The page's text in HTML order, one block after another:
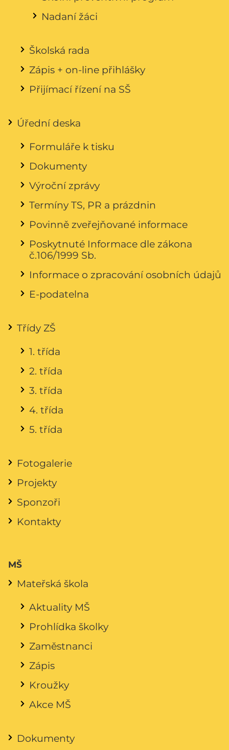
Nadaní žáci
Školská rada
Zápis + on-line přihlášky
Přijímací řízení na SŠ
Úřední deska
Formuláře k tisku
Dokumenty
Výroční zprávy
Termíny TS, PR a prázdnin
Povinně zveřejňované informace
Poskytnuté Informace dle zákona
č.106/1999 Sb.
Informace o zpracování osobních údajů
E-podatelna
Třídy ZŠ
1. třída
2. třída
3. třída
4. třída
5. třída
Fotogalerie
Projekty
Sponzoři
Kontakty
MŠ
Mateřská škola
Aktuality MŠ
Prohlídka školky
Zaměstnanci
Zápis
Kroužky
Akce MŠ
Dokumenty